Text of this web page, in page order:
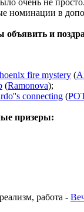
очень не
номинации в
и
fire mystery (
(Ramonova);
connecting (
призеры:
работа -